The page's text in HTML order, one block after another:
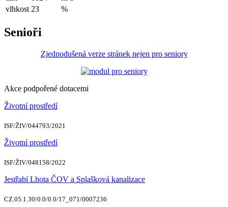
vlhkost 23 %
Senioři
Zjednodušená verze stránek nejen pro seniory
Akce podpořené dotacemi
Životní prostředí
ISF/ŽIV/044793/2021
Životní prostředí
ISF/ŽIV/048158/2022
Jestřabí Lhota ČOV a Splašková kanalizace
CZ.05.1.30/0.0/0.0/17_071/0007236